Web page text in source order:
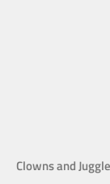
Clowns and